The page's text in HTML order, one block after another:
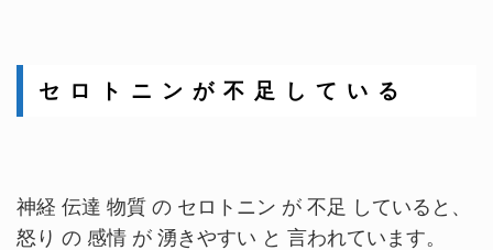
セ ロ ト ニ ン が 不 足 し て い る
神経 伝達 物質 の セロトニン が 不足 していると、
怒り の 感情 が 湧きやすい と 言われています。